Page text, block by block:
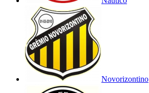
Novorizontino